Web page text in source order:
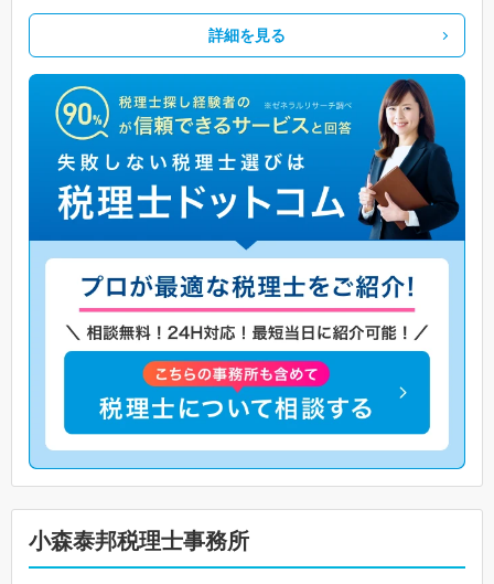
詳細を見る
小森泰邦税理士事務所